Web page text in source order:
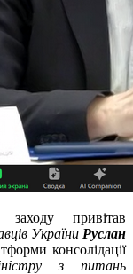
заходу привітав
України Руслан
консолідації
з питань